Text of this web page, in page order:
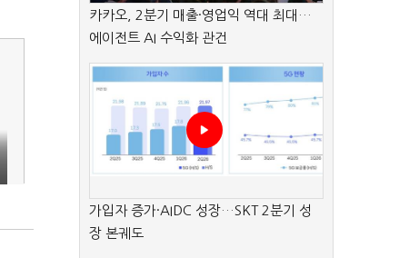
카카오, 2분기 매출·영업익 역대 최대…
에이전트 AI 수익화 관건
가입자 증가·AIDC 성장…SKT 2분기 성
장 본궤도